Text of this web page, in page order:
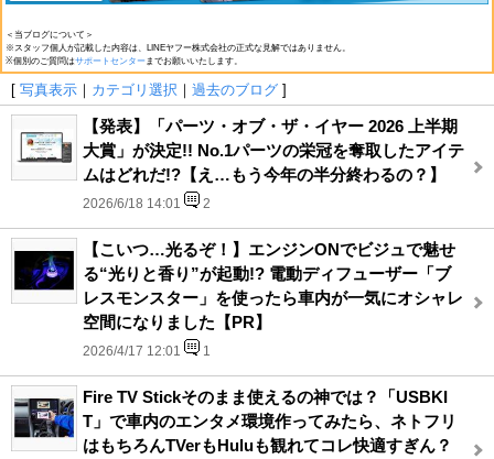
＜当ブログについて＞
※スタッフ個人が記載した内容は、LINEヤフー株式会社の正式な見解ではありません。
※個別のご質問はサポートセンターまでお願いいたします。
[ 写真表示 ｜ カテゴリ選択 ｜ 過去のブログ ]
【発表】「パーツ・オブ・ザ・イヤー 2026 上半期
大賞」が決定!! No.1パーツの栄冠を奪取したアイテ
ムはどれだ!?【え…もう今年の半分終わるの？】
2026/6/18 14:01 2
【こいつ…光るぞ！】エンジンONでビジュで魅せ
る“光りと香り”が起動!? 電動ディフューザー「ブ
レスモンスター」を使ったら車内が一気にオシャレ
空間になりました【PR】
2026/4/17 12:01 1
Fire TV Stickそのまま使えるの神では？「USBKI
T」で車内のエンタメ環境作ってみたら、ネトフリ
はもちろんTVerもHuluも観れてコレ快適すぎん？